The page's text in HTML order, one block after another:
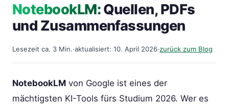
NotebookLM:Quellen, PDFs
und Zusammenfassungen
Lesezeit ca. 3 Min.·aktualisiert: 10. April 2026·zurück zum Blog
NotebookLM von Google ist eines der
mächtigsten KI-Tools fürs Studium 2026. Wer es